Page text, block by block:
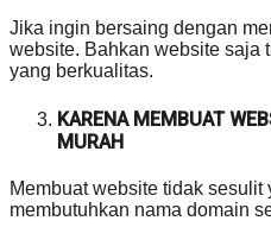
Jika ingin bersaing dengan
website. Bahkan website saja
yang berkualitas.
KARENA MEMBUAT
MURAH
Membuat website tidak
membutuhkan nama domain